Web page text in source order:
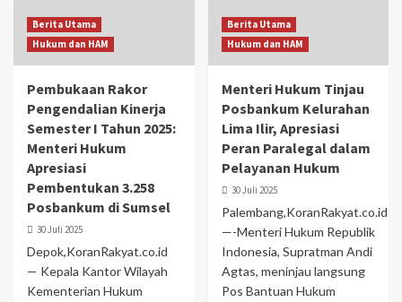
Berita Utama
Hukum dan HAM
Pembukaan Rakor
Pengendalian Kinerja
Semester I Tahun 2025:
Menteri Hukum
Apresiasi
Pembentukan 3.258
Posbankum di Sumsel
30 Juli 2025
Depok,KoranRakyat.co.id
— Kepala Kantor Wilayah
Kementerian Hukum
Berita Utama
Hukum dan HAM
Menteri Hukum Tinjau
Posbankum Kelurahan
Lima Ilir, Apresiasi
Peran Paralegal dalam
Pelayanan Hukum
30 Juli 2025
Palembang,KoranRakyat.co.id
—-Menteri Hukum Republik
Indonesia, Supratman Andi
Agtas, meninjau langsung
Pos Bantuan Hukum